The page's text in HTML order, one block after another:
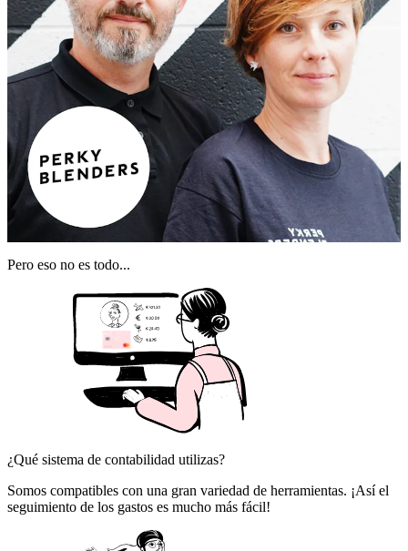
Pero eso no es todo...
¿Qué sistema de contabilidad utilizas?
Somos compatibles con una gran variedad de herramientas. ¡Así el
seguimiento de los gastos es mucho más fácil!